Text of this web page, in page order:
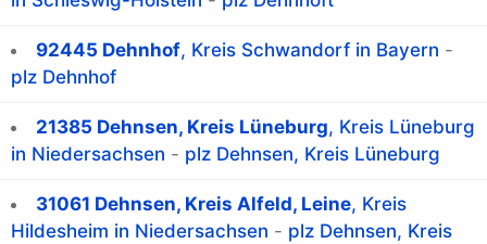
92445 Dehnhof, Kreis Schwandorf in Bayern -
plz Dehnhof
21385 Dehnsen, Kreis Lüneburg, Kreis Lüneburg
in Niedersachsen - plz Dehnsen, Kreis Lüneburg
31061 Dehnsen, Kreis Alfeld, Leine, Kreis
Hildesheim in Niedersachsen - plz Dehnsen, Kreis